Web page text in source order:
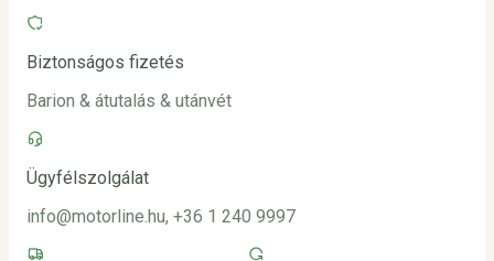
Biztonságos fizetés
Barion & átutalás & utánvét
Ügyfélszolgálat
info@motorline.hu, +36 1 240 9997